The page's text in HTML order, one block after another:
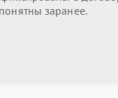
заранее.